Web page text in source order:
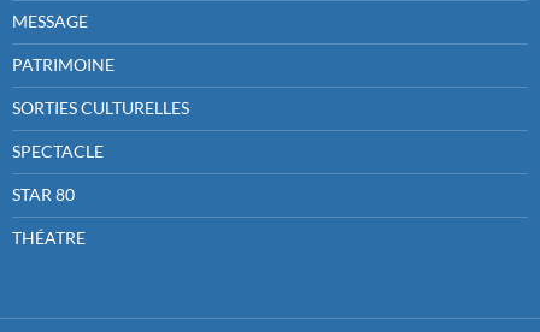
MESSAGE
PATRIMOINE
SORTIES CULTURELLES
SPECTACLE
STAR 80
THÉATRE